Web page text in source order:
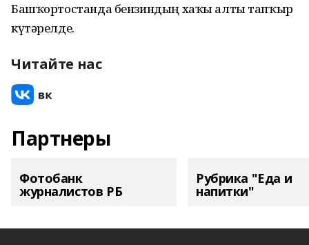
Башҡортостанда бензиндың хаҡы алты тапҡыр
күтәрелде.
Читайте нас
Партнеры
Фотобанк
журналистов РБ
Рубрика "Еда и
напитки"